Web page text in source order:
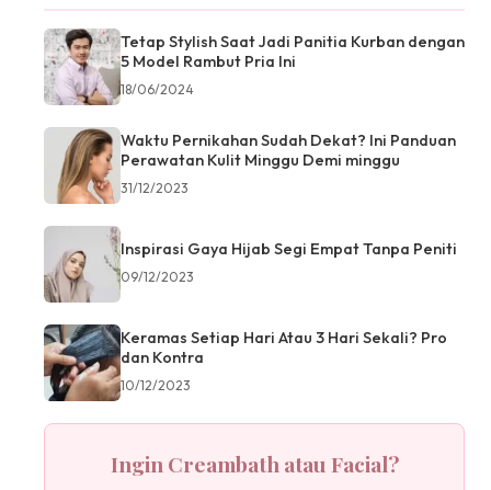
Tetap Stylish Saat Jadi Panitia Kurban dengan
5 Model Rambut Pria Ini
18/06/2024
Waktu Pernikahan Sudah Dekat? Ini Panduan
Perawatan Kulit Minggu Demi minggu
31/12/2023
Inspirasi Gaya Hijab Segi Empat Tanpa Peniti
09/12/2023
Keramas Setiap Hari Atau 3 Hari Sekali? Pro
dan Kontra
10/12/2023
Ingin Creambath atau Facial?